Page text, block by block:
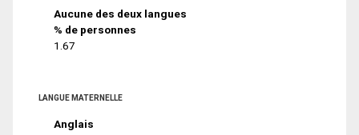
Aucune des deux langues
% de personnes
1.67
LANGUE MATERNELLE
Anglais